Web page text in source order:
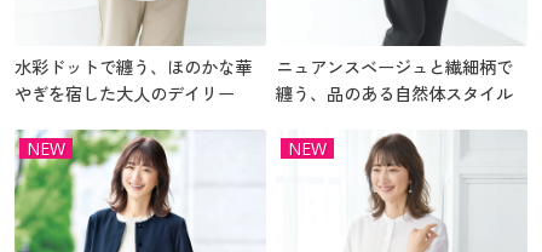
水彩ドットで纏う、ほのかな華
やぎを宿した大人のデイリー
ニュアンスベージュと繊細柄で
纏う、品のある自然体スタイル
NEW NEW